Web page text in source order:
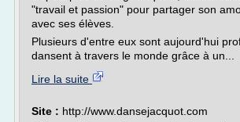
"travail et passion" pour partager son
avec ses élèves.
Plusieurs d'entre eux sont aujourd'hui
dansent à travers le monde grâce à un...
Lire la suite
Site : http://www.dansejacquot.com